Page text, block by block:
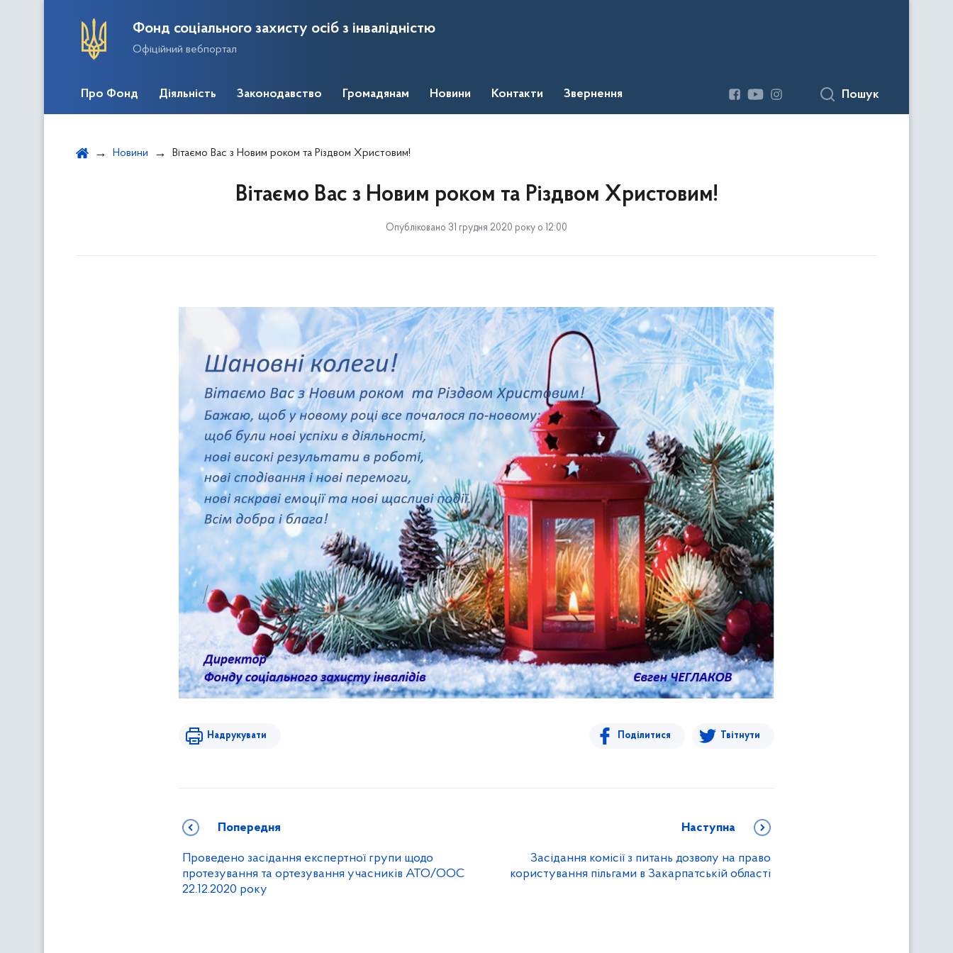
Фонд соціального захисту осіб з інвалідністю
Офіційний вебпортал
Про Фонд Діяльність Законодавство Громадянам Новини Контакти Звернення Пошук
Новини Вітаємо Вас з Новим роком та Різдвом Христовим!
Вітаємо Вас з Новим роком та Різдвом Христовим!
Опубліковано 31 грудня 2020 року о 12:00
Надрукувати Поділитися Твітнути
Попередня
Проведено засідання експертної групи щодо
протезування та ортезування учасників АТО/ООС
22.12.2020 року
Наступна
Засідання комісії з питань дозволу на право
користування пільгами в Закарпатській області